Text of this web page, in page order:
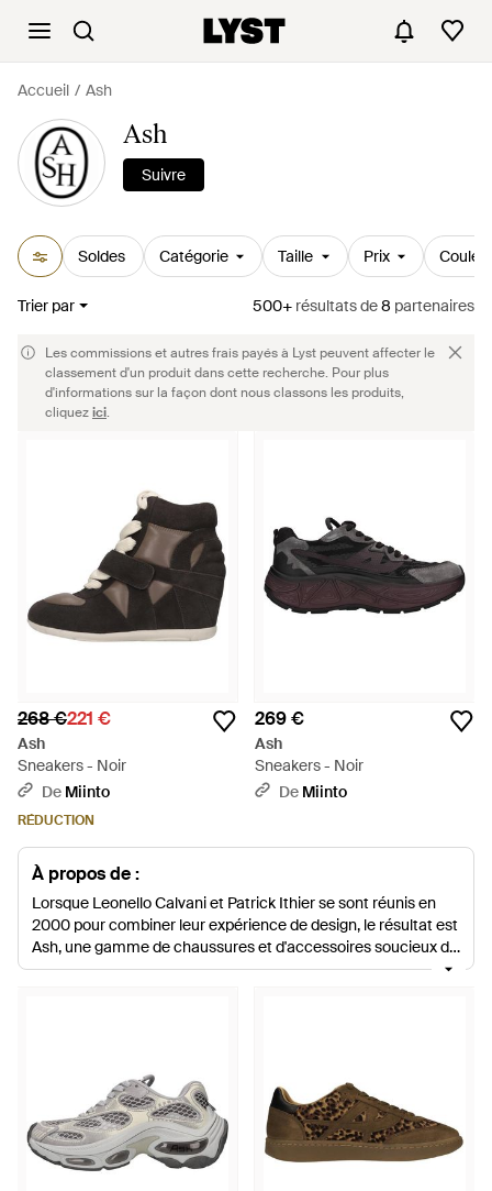
Accueil Ash
Ash
Suivre
Soldes Catégorie Taille Prix
Trier par 500+ résultatsde8 partenaires
Les commissions et autres frais payés à Lyst peuvent affecter le
classement d'un produit dans cette recherche. Pour plus
d'informations sur la façon dont nous classons les produits,
cliquezici.
268 €221 €
Ash
Sneakers - Noir
De Miinto
RÉDUCTION
269 €
Ash
Sneakers - Noir
De Miinto
À propos de :
Lorsque Leonello Calvani et Patrick Ithier se sont réunis en
2000 pour combiner leur expérience de design, le résultat est
Ash, une gamme de chaussures et d'accessoires soucieux du
style qui mêlent sans effort le cosmopolite au contemporain.